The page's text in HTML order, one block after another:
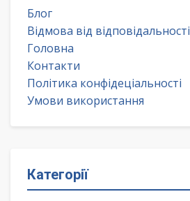
Блог
Відмова від відповідальності
Головна
Контакти
Політика конфідеціальності
Умови використання
Категорії